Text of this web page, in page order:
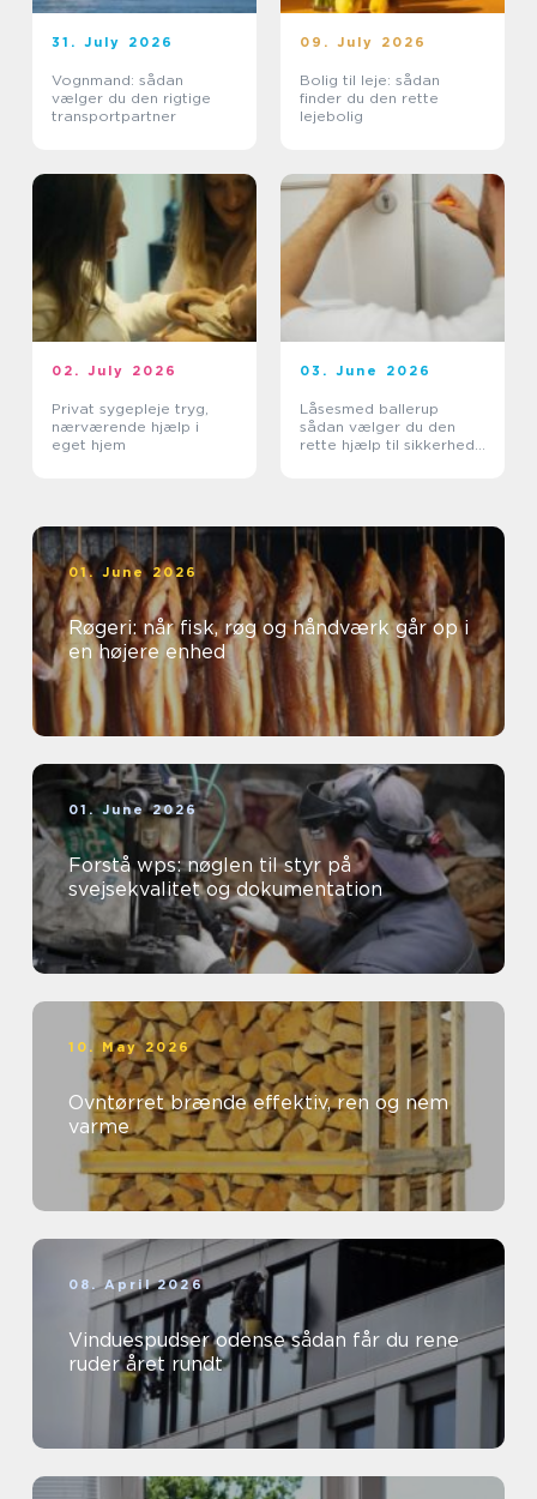
31. July 2026
Vognmand: sådan
vælger du den rigtige
transportpartner
09. July 2026
Bolig til leje: sådan
finder du den rette
lejebolig
02. July 2026
Privat sygepleje tryg,
nærværende hjælp i
eget hjem
03. June 2026
Låsesmed ballerup
sådan vælger du den
rette hjælp til sikkerhed
01. June 2026
Røgeri: når fisk, røg og håndværk går op i
en højere enhed
01. June 2026
Forstå wps: nøglen til styr på
svejsekvalitet og dokumentation
10. May 2026
Ovntørret brænde effektiv, ren og nem
varme
08. April 2026
Vinduespudser odense sådan får du rene
ruder året rundt